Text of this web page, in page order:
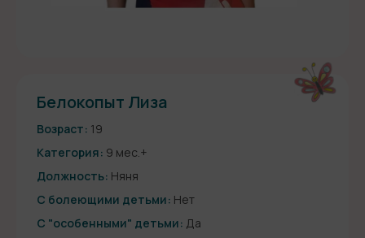
Белокопыт Лиза
Возраст: 19
Категория: 9 мес.+
Должность: Няня
С болеющими детьми: Нет
С "особенными" детьми: Да